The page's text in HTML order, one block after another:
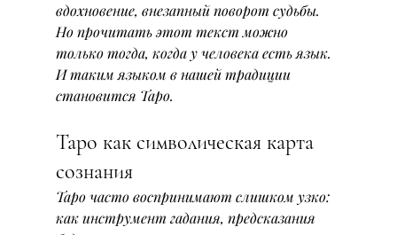
вдохновение, внезапный поворот судьбы.
Но прочитать этот текст можно
только тогда, когда у человека есть язык.
И таким языком в нашей традиции
становится Таро.
Таро как символическая карта
сознания
Таро часто воспринимают слишком узко:
как инструмент гадания, предсказания